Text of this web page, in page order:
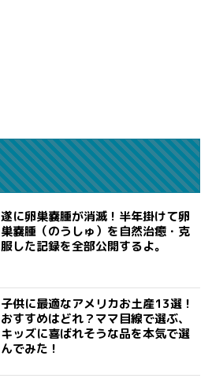
遂に卵巣嚢腫が消滅！半年掛けて卵
巣嚢腫（のうしゅ）を自然治癒・克
服した記録を全部公開するよ。
子供に最適なアメリカお土産13選！
おすすめはどれ？ママ目線で選ぶ、
キッズに喜ばれそうな品を本気で選
んでみた！